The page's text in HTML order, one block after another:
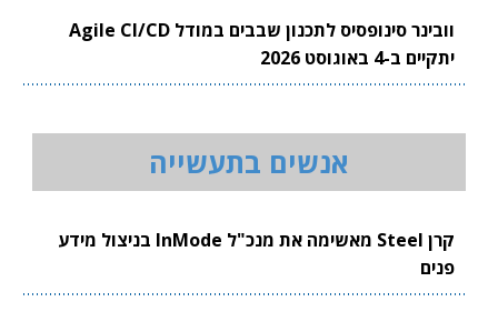
וובינר סינופסיס לתכנון שבבים במודל Agile CI/CD
יתקיים ב-4 באוגוסט 2026
אנשים בתעשייה
קרן Steel מאשימה את מנכ"ל InMode בניצול מידע
פנים